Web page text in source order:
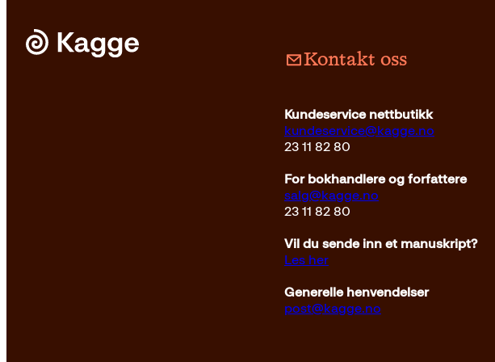
Kontakt oss
Kundeservice nettbutikk
kundeservice@kagge.no
23 11 82 80
For bokhandlere og forfattere
salg@kagge.no
23 11 82 80
Vil du sende inn et manuskript?
Les her
Generelle henvendelser
post@kagge.no